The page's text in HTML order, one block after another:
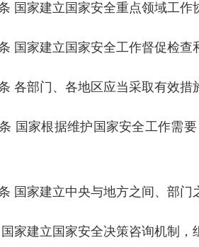
国家建立国家安全重点领域工
国家建立国家安全工作督促检
各部门、各地区应当采取有效措
国家根据维护国家安全工作需
国家建立中央与地方之间、部
家建立国家安全决策咨询机制